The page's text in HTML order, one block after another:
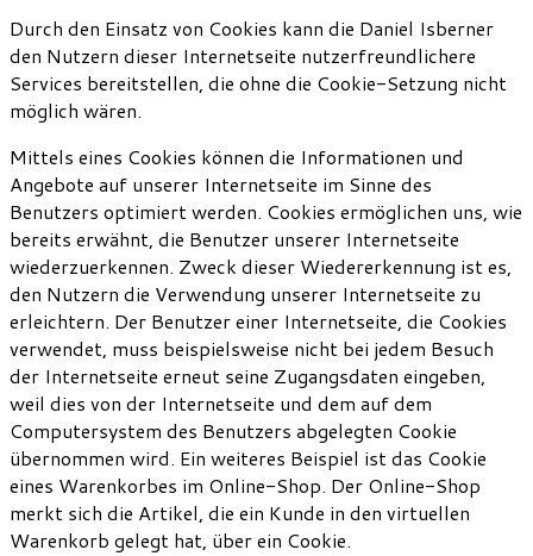
Durch den Einsatz von Cookies kann die Daniel Isberner
den Nutzern dieser Internetseite nutzerfreundlichere
Services bereitstellen, die ohne die Cookie-Setzung nicht
möglich wären.
Mittels eines Cookies können die Informationen und
Angebote auf unserer Internetseite im Sinne des
Benutzers optimiert werden. Cookies ermöglichen uns, wie
bereits erwähnt, die Benutzer unserer Internetseite
wiederzuerkennen. Zweck dieser Wiedererkennung ist es,
den Nutzern die Verwendung unserer Internetseite zu
erleichtern. Der Benutzer einer Internetseite, die Cookies
verwendet, muss beispielsweise nicht bei jedem Besuch
der Internetseite erneut seine Zugangsdaten eingeben,
weil dies von der Internetseite und dem auf dem
Computersystem des Benutzers abgelegten Cookie
übernommen wird. Ein weiteres Beispiel ist das Cookie
eines Warenkorbes im Online-Shop. Der Online-Shop
merkt sich die Artikel, die ein Kunde in den virtuellen
Warenkorb gelegt hat, über ein Cookie.